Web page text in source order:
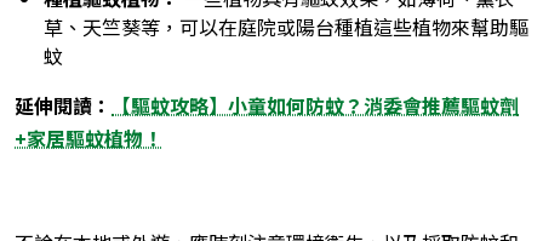
草、天竺葵等，可以在庭院或陽台種植這些植物來幫助驅
蚊
延伸閱讀：
【驅蚊攻略】小童如何防蚊？消委會推薦驅蚊劑
+家居驅蚊植物！